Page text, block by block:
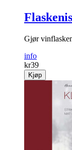
Gjør
info
kr39
Kjøp